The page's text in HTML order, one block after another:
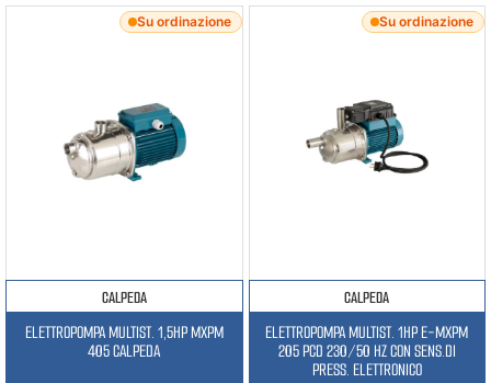
Su ordinazione
CALPEDA
ELETTROPOMPA MULTIST. 1,5HP MXPM
405 CALPEDA
Su ordinazione
CALPEDA
ELETTROPOMPA MULTIST. 1HP E-MXPM
205 PCD 230/50 HZ CON SENS.DI
PRESS. ELETTRONICO